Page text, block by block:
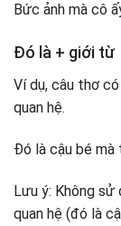
Bức ảnh mà cô
Đó là + giới từ
Ví dụ, câu thơ
quan hệ.
Đó là cậu bé mà
Lưu ý: Không
quan hệ (đó là